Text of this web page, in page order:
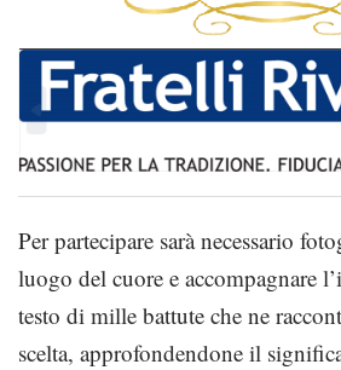
Per partecipare sarà necessario
luogo del cuore e accompagnare
testo di mille battute che ne
scelta, approfondendone il